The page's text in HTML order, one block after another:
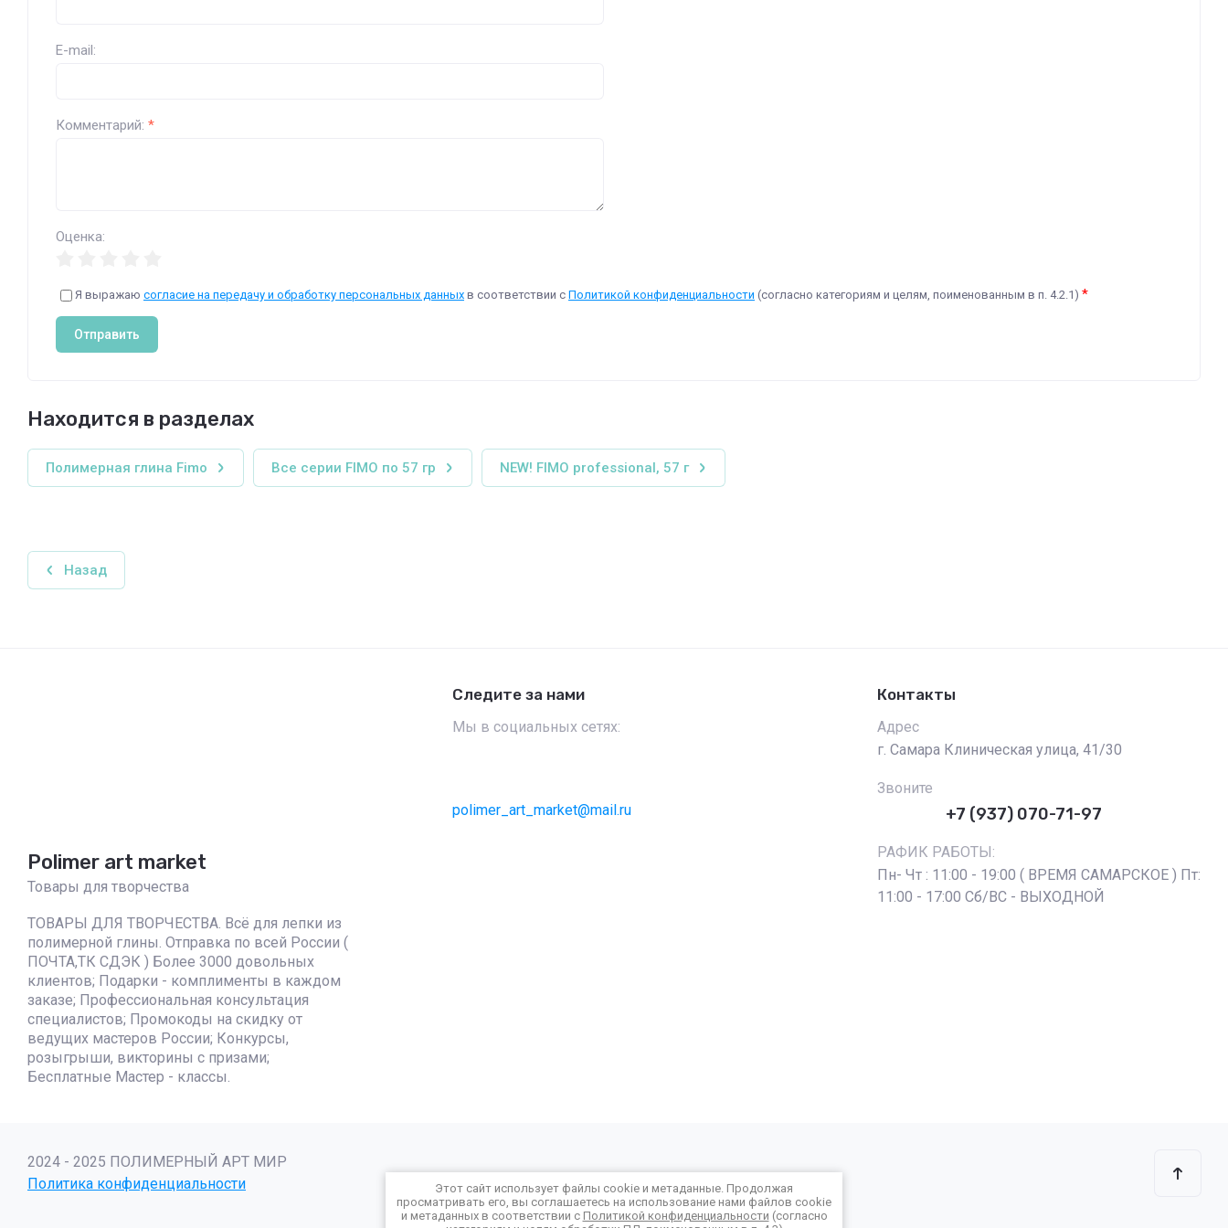
E-mail:
Комментарий: *
Оценка:
Я выражаю согласие на передачу и обработку персональных данных в соответствии с Политикой конфиденциальности (согласно категориям и целям, поименованным в п. 4.2.1) *
Отправить
Находится в разделах
Полимерная глина Fimo Все серии FIMO по 57 гр NEW! FIMO professional, 57 г
Назад
Polimer art market
Товары для творчества
ТОВАРЫ ДЛЯ ТВОРЧЕСТВА. Всё для лепки из
полимерной глины. Отправка по всей России (
ПОЧТА,ТК СДЭК ) Более 3000 довольных
клиентов; Подарки - комплименты в каждом
заказе; Профессиональная консультация
специалистов; Промокоды на скидку от
ведущих мастеров России; Конкурсы,
розыгрыши, викторины с призами;
Бесплатные Мастер - классы.
Следите за нами
Мы в социальных сетях:
polimer_art_market@mail.ru
Контакты
Адрес
г. Самара Клиническая улица, 41/30
Звоните
+7 (937) 070-71-97
РАФИК РАБОТЫ:
Пн- Чт : 11:00 - 19:00 ( ВРЕМЯ САМАРСКОЕ ) Пт:
11:00 - 17:00 Сб/ВС - ВЫХОДНОЙ
2024 - 2025 ПОЛИМЕРНЫЙ АРТ МИР
Политика конфиденциальности
Этот сайт использует файлы cookie и метаданные. Продолжая
просматривать его, вы соглашаетесь на использование нами файлов cookie
и метаданных в соответствии с Политикой конфиденциальности (согласно